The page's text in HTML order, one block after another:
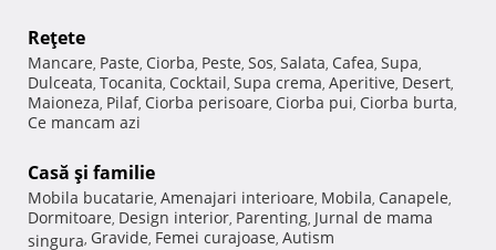
Reţete
Mancare, Paste, Ciorba, Peste, Sos, Salata, Cafea, Supa,
Dulceata, Tocanita, Cocktail, Supa crema, Aperitive, Desert,
Maioneza, Pilaf, Ciorba perisoare, Ciorba pui, Ciorba burta,
Ce mancam azi
Casă şi familie
Mobila bucatarie, Amenajari interioare, Mobila, Canapele,
Dormitoare, Design interior, Parenting, Jurnal de mama
singura, Gravide, Femei curajoase, Autism